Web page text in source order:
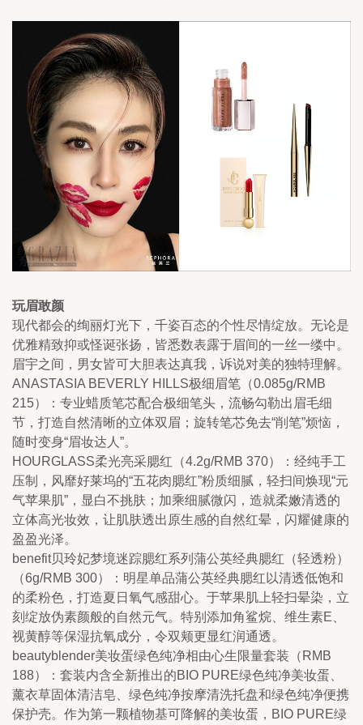
玩眉敢颜
现代都会的绚丽灯光下，千姿百态的个性尽情绽放。无论是
优雅精致抑或怪诞张扬，皆悉数表露于眉间的一丝一缕中。
眉宇之间，男女皆可大胆表达真我，诉说对美的独特理解。
ANASTASIA BEVERLY HILLS极细眉笔（0.085g/RMB
215）：专业蜡质笔芯配合极细笔头，流畅勾勒出眉毛细
节，打造自然清晰的立体双眉；旋转笔芯免去“削笔”烦恼，
随时变身“眉妆达人”。
HOURGLASS柔光亮采腮红（4.2g/RMB 370）：经纯手工
压制，风靡好莱坞的“五花肉腮红”粉质细腻，轻扫间焕现“元
气苹果肌”，显白不挑肤；加乘细腻微闪，造就柔嫩清透的
立体高光妆效，让肌肤透出原生感的自然红晕，闪耀健康的
盈盈光泽。
benefit贝玲妃梦境迷踪腮红系列蒲公英经典腮红（轻透粉）
（6g/RMB 300）：明星单品蒲公英经典腮红以清透低饱和
的柔粉色，打造夏日氧气感甜心。于苹果肌上轻扫晕染，立
刻绽放伪素颜般的自然元气。特别添加角鲨烷、维生素E、
视黄醇等保湿抗氧成分，令双颊更显红润通透。
beautyblender美妆蛋绿色纯净相由心生限量套装（RMB
188）：套装内含全新推出的BIO PURE绿色纯净美妆蛋、
薰衣草固体清洁皂、绿色纯净按摩清洗托盘和绿色纯净便携
保护壳。作为第一颗植物基可降解的美妆蛋，BIO PURE绿